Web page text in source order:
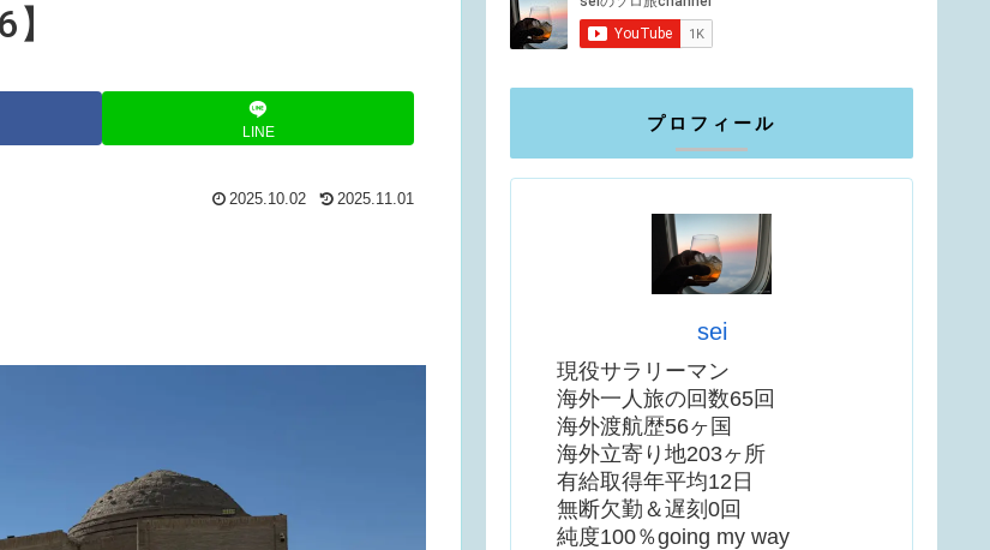
LINE
2025.10.02 2025.11.01
プロフィール
sei
現役サラリーマン
海外一人旅の回数65回
海外渡航歴56ヶ国
海外立寄り地203ヶ所
有給取得年平均12日
無断欠勤＆遅刻0回
純度100％going my way